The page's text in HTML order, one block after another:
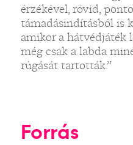
érzékével, rövid,
támadásindításból is
amikor a hátvédjáték
még csak a labda
rúgását tartották.”
Forrás